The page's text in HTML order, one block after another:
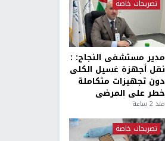
تصريحات خاصة
مدير مستشفى النجاح: :
نقل أجهزة غسيل الكلى
دون تجهيزات متكاملة
خطر على المرضى
منذ 2 ساعة
تصريحات خاصة